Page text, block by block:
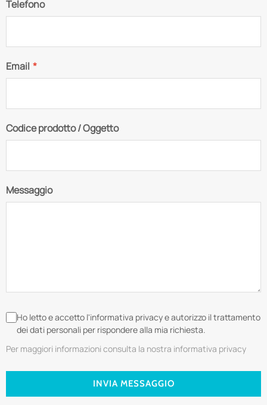
Telefono
Email *
Codice prodotto / Oggetto
Messaggio
Ho letto e accetto l'informativa privacy e autorizzo il trattamento
dei dati personali per rispondere alla mia richiesta.
Per maggiori informazioni consulta la nostra informativa privacy
INVIA MESSAGGIO